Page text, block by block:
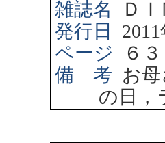
雑誌名
Ｄ
発行日
2011
ページ
６３
備 考 お
の日，